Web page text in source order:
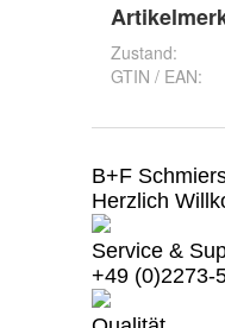
Zustand:
GTIN / EAN: